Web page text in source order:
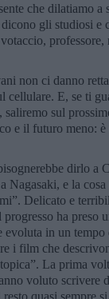
che dilatiamo a
gli studiosi
professore,
non ci danno
E, se ti
sul
e il futuro meno:
dirlo a
e la cosa
Delicato e
ha preso
in un tempo
i film che
La prima
voluto scrivere
quasi sempre